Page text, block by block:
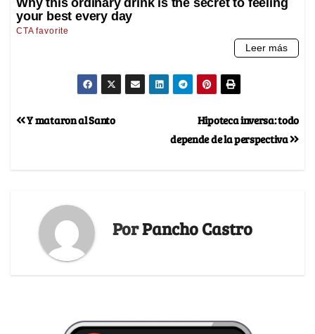
Hipoteca inversa: todo
depende de la perspectiva
Y mataron al Santo
PorPancho Castro